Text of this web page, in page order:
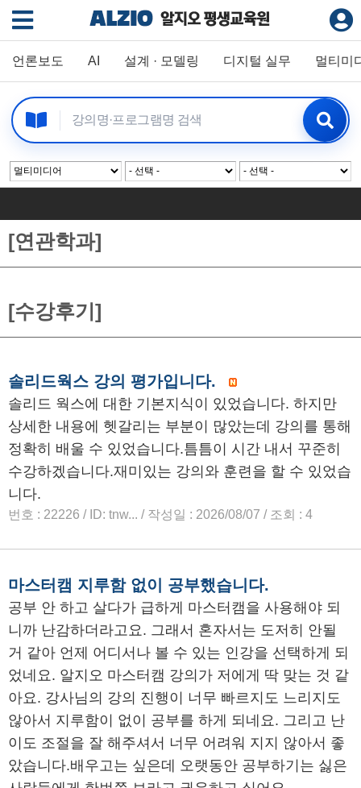
언론보도 AI 설계 · 모델링 디지털 실무 멀티미
[연관학과]
[수강후기]